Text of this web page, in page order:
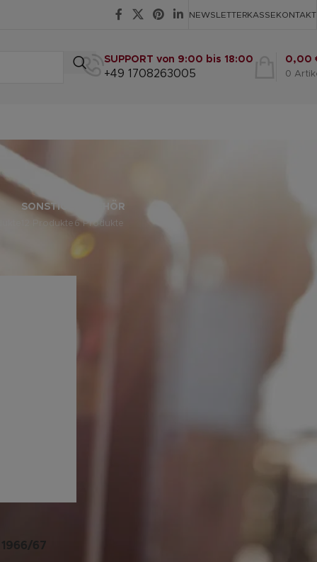
NEWSLETTERKASSEKONTAKT
SUPPORT von 9:00 bis 18:00
+49 1708263005 0
0,00
SONSTIGE
12 Produkte
ZUBEHÖR
6 Produkte
67